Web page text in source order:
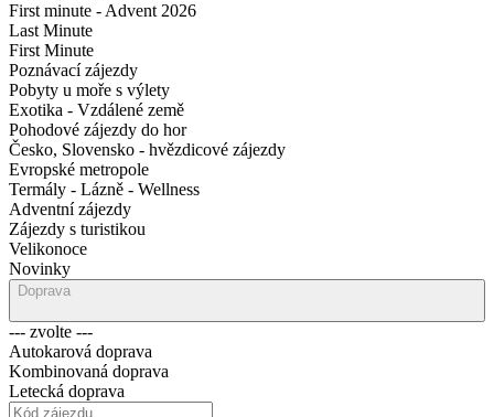
First minute - Advent 2026
Last Minute
First Minute
Poznávací zájezdy
Pobyty u moře s výlety
Exotika - Vzdálené země
Pohodové zájezdy do hor
Česko, Slovensko - hvězdicové zájezdy
Evropské metropole
Termály - Lázně - Wellness
Adventní zájezdy
Zájezdy s turistikou
Velikonoce
Novinky
Doprava
--- zvolte ---
Autokarová doprava
Kombinovaná doprava
Letecká doprava